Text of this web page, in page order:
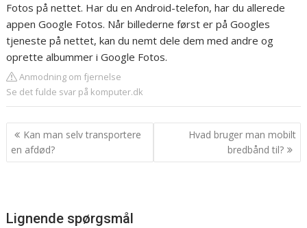
Fotos på nettet. Har du en Android-telefon, har du allerede
appen Google Fotos. Når billederne først er på Googles
tjeneste på nettet, kan du nemt dele dem med andre og
oprette albummer i Google Fotos.
Anmodning om fjernelse
Se det fulde svar på komputer.dk
Indlægsnavigation
Kan man selv transportere
en afdød?
Hvad bruger man mobilt
bredbånd til?
Lignende spørgsmål